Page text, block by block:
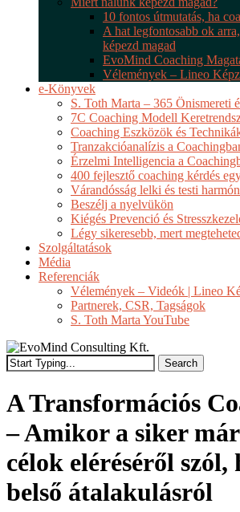
10 fontos útmutatás, ha
A hat legfontosabb ok
képezd magad
EvoMind Coaching
Vélemények – Lineo
e-Könyvek
S. Toth Marta – 365 Önismereti
7C Coaching Modell
Coaching Eszközök és
Tranzakcióanalízis a
Érzelmi Intelligencia a
400 fejlesztő coaching kérdés
Várandósság lelki és testi
Beszélj a nyelvükön
Kiégés Prevenció és
Légy sikeresebb, mert
Szolgáltatások
Média
Referenciák
Vélemények – Videók | Lineo
Partnerek, CSR, Tagságok
S. Toth Marta YouTube
Search
Search
A Transformációs
– Amikor a siker
célok eléréséről szól,
belső átalakulásról